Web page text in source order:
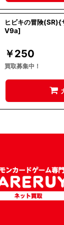
ヒビキの冒険
V9a]
￥250
買取募集中！